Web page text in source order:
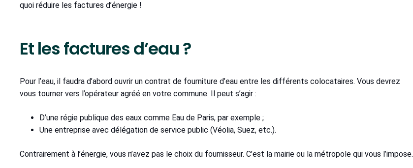
quoi réduire les factures d’énergie !
Et les factures d’eau ?
Pour l’eau, il faudra d’abord ouvrir un contrat de fourniture d’eau entre les différents colocataires. Vous devrez
vous tourner vers l’opérateur agréé en votre commune. Il peut s’agir :
D’une régie publique des eaux comme Eau de Paris, par exemple ;
Une entreprise avec délégation de service public (Véolia, Suez, etc.).
Contrairement à l’énergie, vous n’avez pas le choix du fournisseur. C’est la mairie ou la métropole qui vous l’impose.